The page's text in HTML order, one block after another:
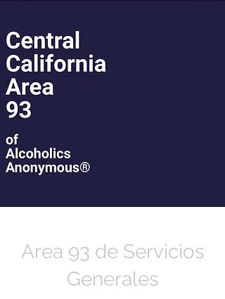
Area 93 de Servicios
Generales